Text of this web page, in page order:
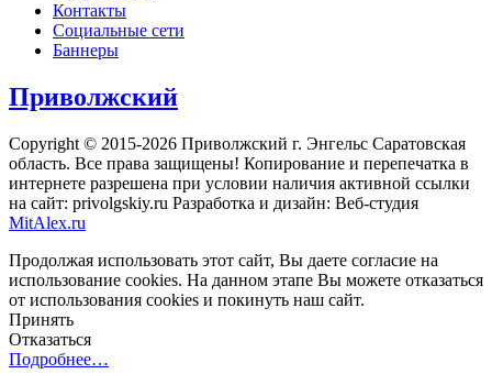
Контакты
Социальные сети
Баннеры
Приволжский
Copyright © 2015-2026 Приволжский г. Энгельс Саратовская
область. Все права защищены! Копирование и перепечатка в
интернете разрешена при условии наличия активной ссылки
на сайт: privolgskiy.ru Разработка и дизайн: Веб-студия
MitAlex.ru
Продолжая использовать этот сайт, Вы даете согласие на
использование cookies. На данном этапе Вы можете отказаться
от использования cookies и покинуть наш сайт.
Принять
Отказаться
Подробнее…